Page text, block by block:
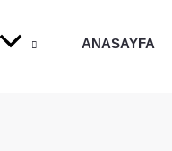
ANASAYFA